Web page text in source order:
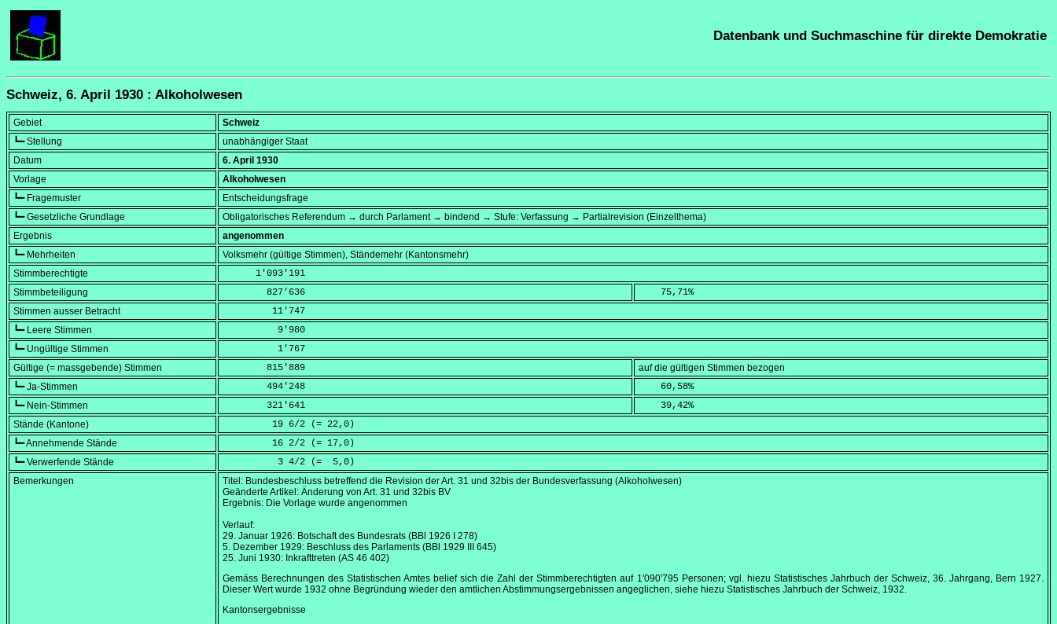
Datenbank und Suchmaschine für direkte Demokratie
Schweiz, 6. April 1930 : Alkoholwesen
Gebiet
Schweiz
┗━ Stellung
unabhängiger Staat
Datum
6. April 1930
Vorlage
Alkoholwesen
┗━ Fragemuster
Entscheidungsfrage
┗━ Gesetzliche Grundlage
Obligatorisches Referendum → durch Parlament → bindend → Stufe: Verfassung → Partialrevision (Einzelthema)
Ergebnis
angenommen
┗━ Mehrheiten
Volksmehr (gültige Stimmen), Ständemehr (Kantonsmehr)
Stimmberechtigte
      1'093'191
Stimmbeteiligung
        827'636
    75,71
%
Stimmen ausser Betracht
         11'747
┗━ Leere Stimmen
          9'980
┗━ Ungültige Stimmen
          1'767
Gültige (= massgebende) Stimmen
        815'889
auf die gültigen Stimmen bezogen
┗━ Ja-Stimmen
        494'248
    60,58
%
┗━ Nein-Stimmen
        321'641
    39,42
%
Stände (Kantone)
         19 6/2 (=
22,0 )
┗━ Annehmende Stände
         16 2/2 (=
17,0 )
┗━ Verwerfende Stände
          3 4/2 (=
  5,0
)
Bemerkungen
Titel: Bundesbeschluss betreffend die Revision der Art. 31 und 32bis der Bundesverfassung (Alkoholwesen)
Geänderte Artikel: Änderung von Art. 31 und 32bis BV
Ergebnis: Die Vorlage wurde angenommen
Verlauf:
29. Januar 1926: Botschaft des Bundesrats (BBl 1926 I 278)
5. Dezember 1929: Beschluss des Parlaments (BBl 1929 III 645)
25. Juni 1930: Inkrafttreten (AS 46 402)
Gemäss Berechnungen des Statistischen Amtes belief sich die Zahl der Stimmberechtigten auf 1'090'795 Personen; vgl. hiezu Statistisches Jahrbuch der Schweiz, 36. Jahrgang, Bern 1927.
Dieser Wert wurde 1932 ohne Begründung wieder den amtlichen Abstimmungsergebnissen angeglichen, siehe hiezu Statistisches Jahrbuch der Schweiz, 1932.
Kantonsergebnisse